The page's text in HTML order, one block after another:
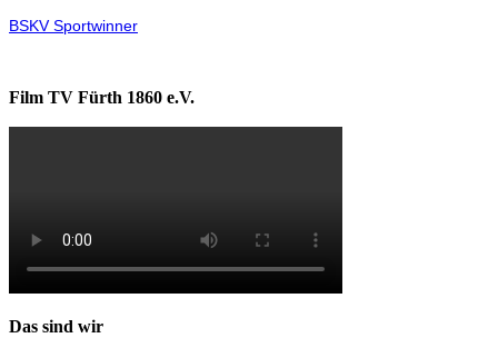
BSKV Sportwinner
Film TV Fürth 1860 e.V.
Das sind wir